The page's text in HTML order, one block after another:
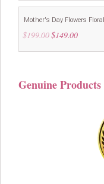
$199.00 Original
was:
$149.00Current
is: